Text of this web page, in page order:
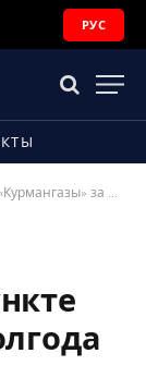
РУС
завезенных случаев COVID-19